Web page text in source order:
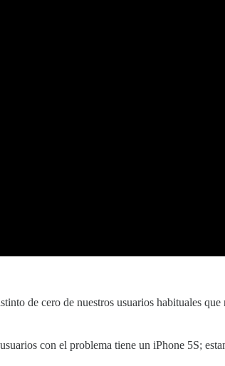
de cero de nuestros usuarios habituales
con el problema tiene un iPhone 5S;